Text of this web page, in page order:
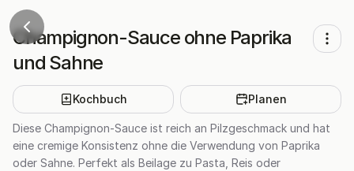
Champignon-Sauce ohne Paprika
und Sahne
Kochbuch Planen
Diese Champignon-Sauce ist reich an Pilzgeschmack und hat
eine cremige Konsistenz ohne die Verwendung von Paprika
oder Sahne. Perfekt als Beilage zu Pasta, Reis oder